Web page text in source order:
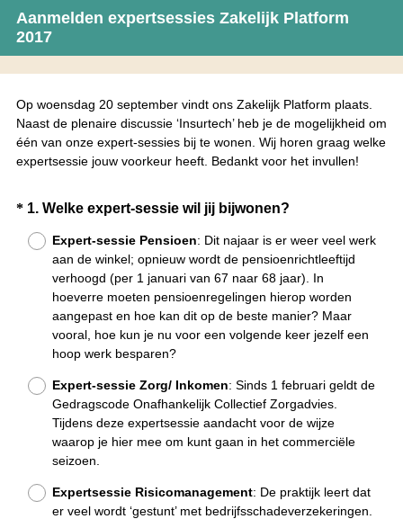
Aanmelden expertsessies Zakelijk Platform
2017
Op woensdag 20 september vindt ons Zakelijk Platform plaats.
Naast de plenaire discussie ‘Insurtech’ heb je de mogelijkheid om
één van onze expert-sessies bij te wonen. Wij horen graag welke
expertsessie jouw voorkeur heeft. Bedankt voor het invullen!
Question
Title
* 1. Welke expert-sessie wil jij bijwonen?
e
i
s
.
)
Expert-sessie Pensioen: Dit najaar is er weer veel werk
aan de winkel; opnieuw wordt de pensioenrichtleeftijd
verhoogd (per 1 januari van 67 naar 68 jaar). In
hoeverre moeten pensioenregelingen hierop worden
aangepast en hoe kan dit op de beste manier? Maar
vooral, hoe kun je nu voor een volgende keer jezelf een
hoop werk besparen?
Expert-sessie Zorg/ Inkomen: Sinds 1 februari geldt de
Gedragscode Onafhankelijk Collectief Zorgadvies.
Tijdens deze expertsessie aandacht voor de wijze
waarop je hier mee om kunt gaan in het commerciële
seizoen.
Expertsessie Risicomanagement: De praktijk leert dat
er veel wordt ‘gestunt’ met bedrijfsschadeverzekeringen.